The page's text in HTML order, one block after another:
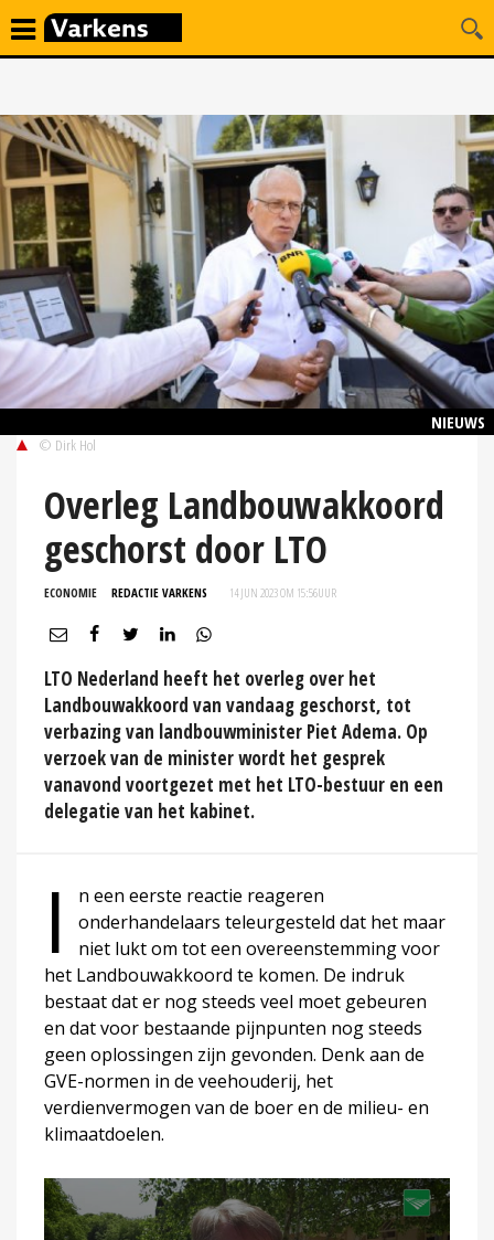
NIEUWS
© Dirk Hol
Overleg Landbouwakkoord
geschorst door LTO
ECONOMIE REDACTIE VARKENS 14 JUN 2023 OM 15:56UUR
LTO Nederland heeft het overleg over het
Landbouwakkoord van vandaag geschorst, tot
verbazing van landbouwminister Piet Adema. Op
verzoek van de minister wordt het gesprek
vanavond voortgezet met het LTO-bestuur en een
delegatie van het kabinet.
I
n een eerste reactie reageren
onderhandelaars teleurgesteld dat het maar
niet lukt om tot een overeenstemming voor
het Landbouwakkoord te komen. De indruk
bestaat dat er nog steeds veel moet gebeuren
en dat voor bestaande pijnpunten nog steeds
geen oplossingen zijn gevonden. Denk aan de
GVE-normen in de veehouderij, het
verdienvermogen van de boer en de milieu- en
klimaatdoelen.